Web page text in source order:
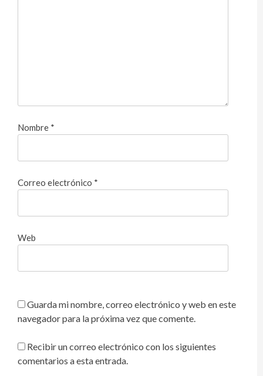
Nombre *
Correo electrónico *
Web
Guarda mi nombre, correo electrónico y web en este
navegador para la próxima vez que comente.
Recibir un correo electrónico con los siguientes
comentarios a esta entrada.